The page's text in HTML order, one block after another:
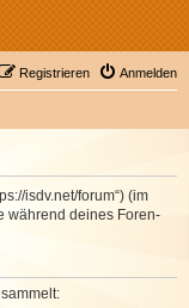
Anmelden
Registrieren
isdv.net/forum“) (im
während deines Foren-